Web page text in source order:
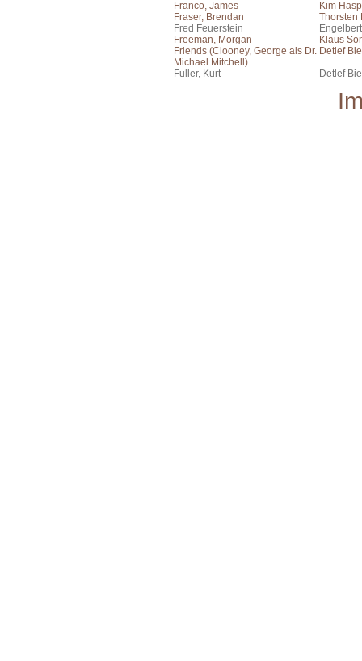
Franco, James
Kim
Fraser, Brendan
Thorsten
Fred Feuerstein
Freeman, Morgan
Klaus
Friends (Clooney, George als Dr.
Michael Mitchell)
Detlef
Fuller, Kurt
Detlef